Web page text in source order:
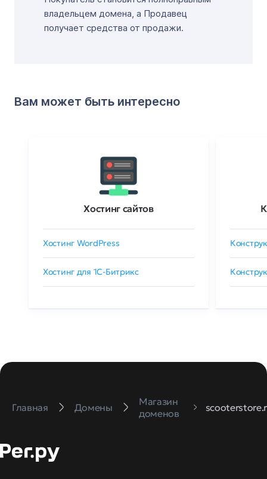
владельцем домена, а Продавец
получает средства от продажи.
Вам может быть интересно
Хостинг сайтов
Хостинг WordPress
Хостинг для 1C-Битрикс
Главная Домены
Магазин
доменов